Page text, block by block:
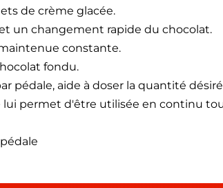
de crème glacée.
un changement rapide du chocolat.
constante.
fondu.
pédale, aide à doser la quantité
permet d'être utilisée en continu